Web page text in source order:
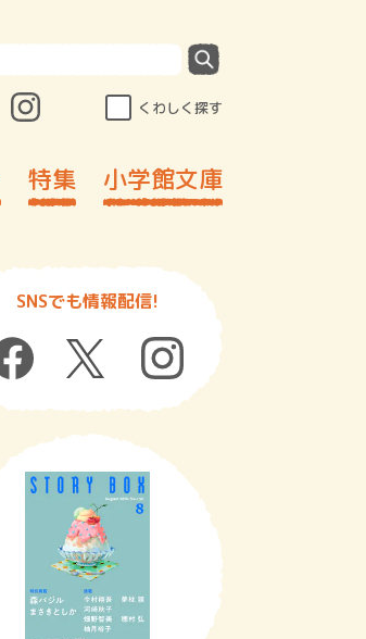
くわしく探す
特集 小学館文庫
SNSでも情報配信!